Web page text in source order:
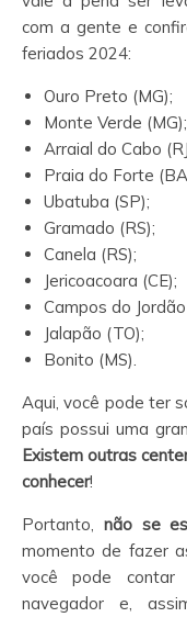
com a gente e
feriados 2024:
Ouro Preto (MG);
Monte Verde (MG);
Arraial do Cabo
Praia do Forte
Ubatuba (SP);
Gramado (RS);
Canela (RS);
Jericoacoara (CE);
Campos do
Jalapão (TO);
Bonito (MS).
Aqui, você pode ter
país possui uma
Existem outras
conhecer!
Portanto, não se
momento de fazer
você pode
navegador e,